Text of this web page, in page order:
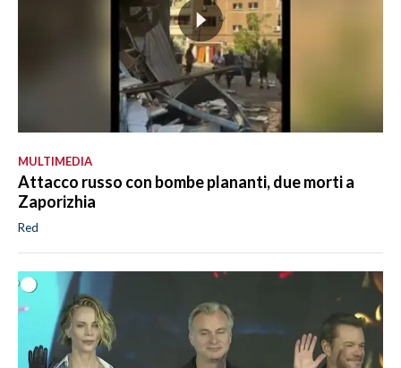
MULTIMEDIA
Attacco russo con bombe plananti, due morti a
Zaporizhia
Red